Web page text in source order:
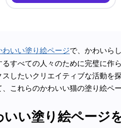
わいい塗り絵ページで、かわいら
すべての人々のために完璧に
したいクリエイティブな活動
これらのかわいい猫の塗り絵ペ
い塗り絵ページ